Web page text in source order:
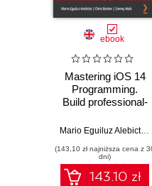
ebook
Mastering iOS 14
Programming.
Build professional-
applications with
Xcode 12.4 -
Fourth Edition
Mario Eguiluz Alebicto,
(143,10 zł najniższa cena z
dni)
143.10 zł